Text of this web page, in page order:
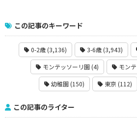
この記事のキーワード
0-2歳 (3,136) 3-6歳 (3,943)
モンテッソーリ園 (4) モン
幼稚園 (150) 東京 (112)
この記事のライター